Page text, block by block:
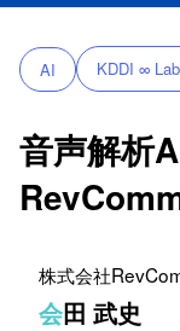
AI KDDI ∞
音声解析
株式会社
会田 武史